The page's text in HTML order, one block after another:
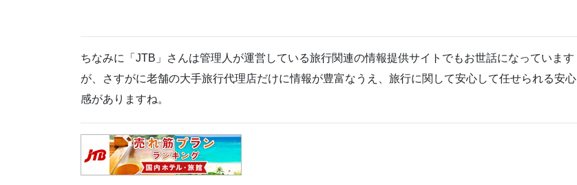
ちなみに「JTB」さんは管理人が運営している旅行関連の情報提供サイトでもお世話になっています
が、さすがに老舗の大手旅行代理店だけに情報が豊富なうえ、旅行に関して安心して任せられる安心
感がありますね。